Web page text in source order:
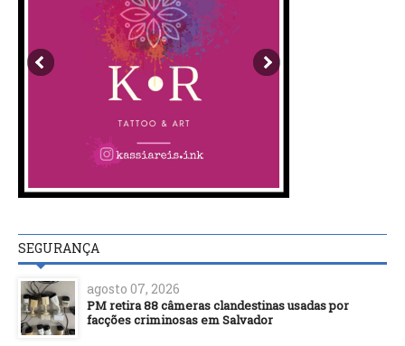
SEGURANÇA
agosto 07, 2026
PM retira 88 câmeras clandestinas usadas por
facções criminosas em Salvador